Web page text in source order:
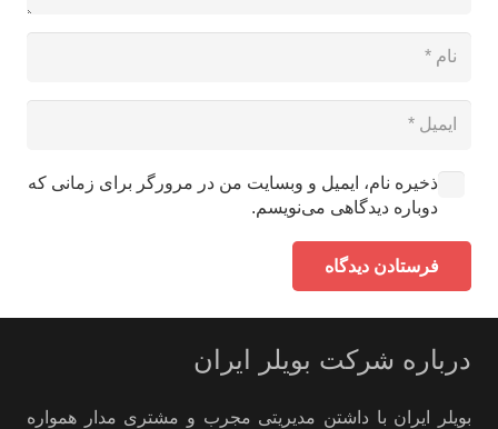
ذخیره نام، ایمیل و وبسایت من در مرورگر برای زمانی که
دوباره دیدگاهی می‌نویسم.
فرستادن دیدگاه
درباره شرکت بویلر ایران
بویلر ایران با داشتن مدیریتی مجرب و مشتری مدار همواره